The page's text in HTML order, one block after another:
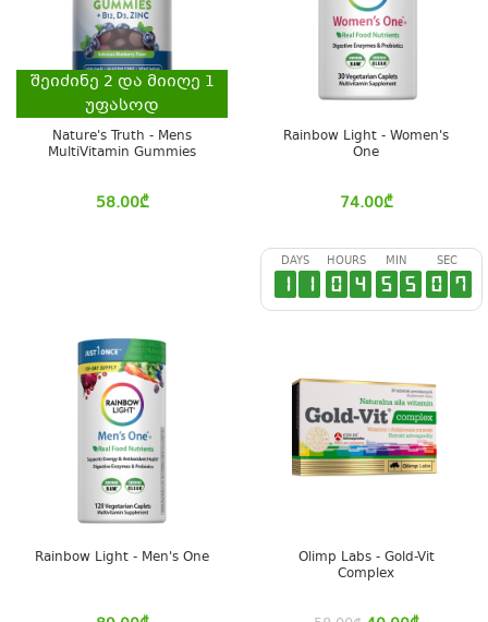
შეიძინე 2 და მიიღე 1
უფასოდ
Nature's Truth - Mens
MultiVitamin Gummies
58.00₾
Rainbow Light - Women's
One
74.00₾
Rainbow Light - Men's One
DAYS
1 1
HOURS
0 4
MIN
5 5
SEC
0 6
Olimp Labs - Gold-Vit
Complex